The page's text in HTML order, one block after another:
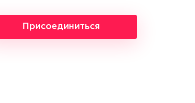
Присоединиться